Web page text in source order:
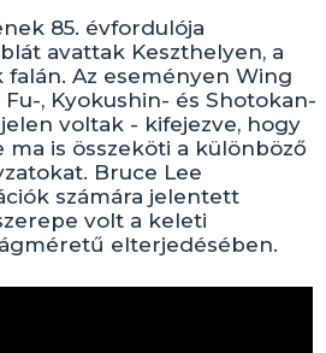
85. évfordulója
avattak Keszthelyen, a
falán. Az eseményen Wing
, Kyokushin- és Shotokan-
voltak - kifejezve, hogy
ma is összeköti a különböző
Bruce Lee
számára jelentett
volt a keleti
elterjedésében.